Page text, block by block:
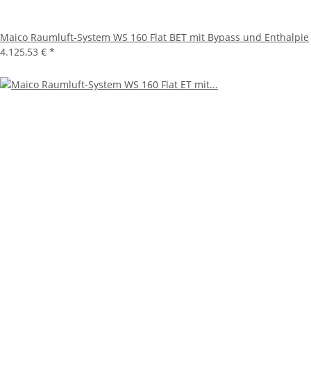
Maico Raumluft-System WS 160 Flat BET mit Bypass und Enthalpie
4.125,53 € *